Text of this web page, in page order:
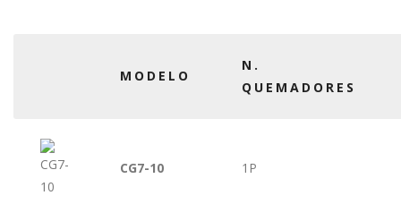
MODELO
N.
QUEMADORES
CG7-10 1P